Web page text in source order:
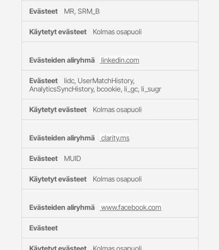
MR, SRM_B
Kolmas osapuoli
linkedin.com
lidc, UserMatchHistory,
AnalyticsSyncHistory, bcookie, li_gc, li_sugr
Kolmas osapuoli
clarity.ms
MUID
Kolmas osapuoli
www.facebook.com
Kolmas osapuoli